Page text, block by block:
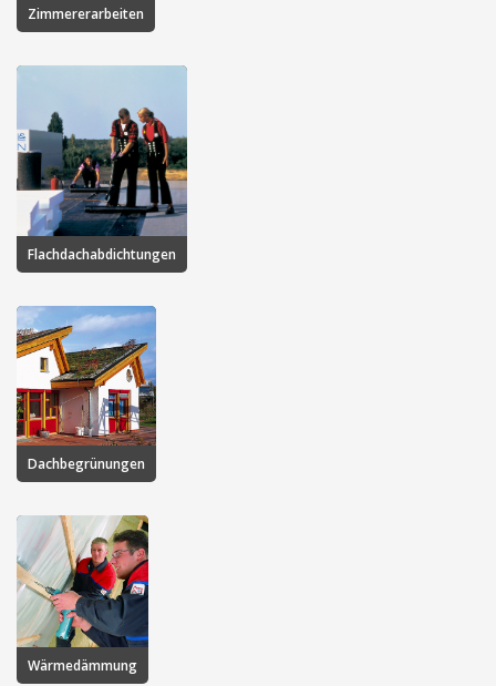
Zimmererarbeiten
Flachdachabdichtungen
Dachbegrünungen
Wärmedämmung